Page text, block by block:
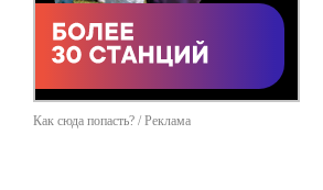
Как сюда попасть? / Реклама